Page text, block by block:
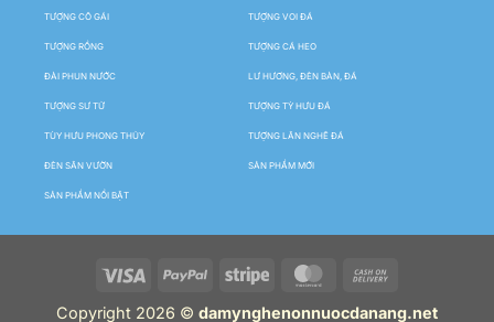
TƯỢNG CÔ GÁI TƯỢNG VOI ĐÁ
TƯỢNG RỒNG TƯỢNG CÁ HEO
ĐÀI PHUN NƯỚC LƯ HƯƠNG, ĐÈN BÀN, ĐÁ
TƯỢNG SƯ TỬ TƯỢNG TỲ HƯU ĐÁ
TÙY HƯU PHONG THỦY TƯỢNG LÂN NGHÊ ĐÁ
ĐÈN SÂN VƯỜN SẢN PHẨM MỚI
SẢN PHẨM NỔI BẬT
Copyright 2026 © damynghenonnuocdanang.net